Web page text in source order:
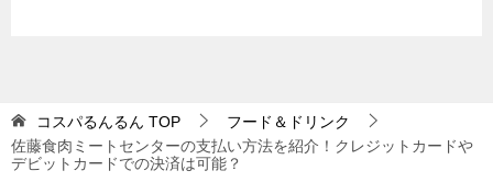
コスパるんるん TOP
フード＆ドリンク
佐藤食肉ミートセンターの支払い方法を紹介！クレジットカードや
デビットカードでの決済は可能？